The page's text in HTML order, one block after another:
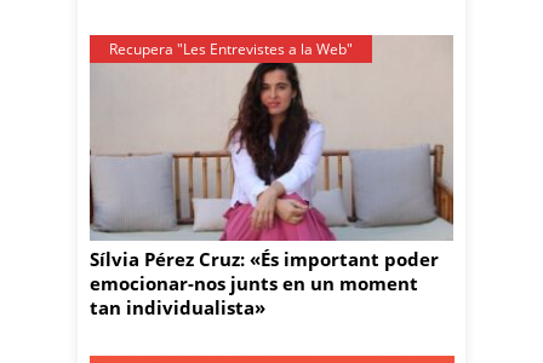
Recupera "Les Entrevistes a la Web"
Sílvia Pérez Cruz: «És important poder
emocionar-nos junts en un moment
tan individualista»